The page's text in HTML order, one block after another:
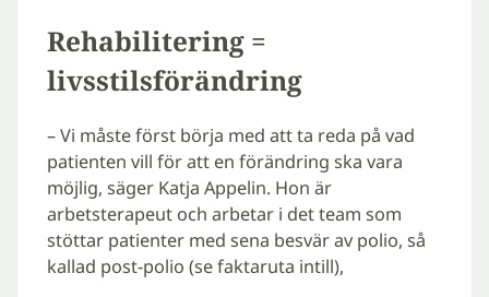
Rehabilitering =
livsstilsförändring
– Vi måste först börja med att ta reda på vad
patienten vill för att en förändring ska vara
möjlig, säger Katja Appelin. Hon är
arbetsterapeut och arbetar i det team som
stöttar patienter med sena besvär av polio, så
kallad post-polio (se faktaruta intill),